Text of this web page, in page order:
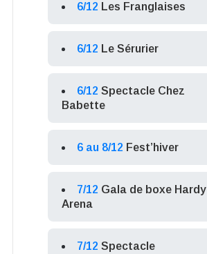
6/12 Les Franglaises
6/12 Le Sérurier
6/12 Spectacle Chez
Babette
6 au 8/12 Fest’hiver
7/12 Gala de boxe Hardy
Arena
7/12 Spectacle